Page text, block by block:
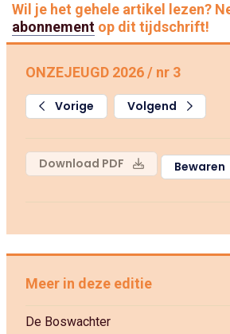
Wil je het gehele artikel lezen?
abonnement op dit tijdschrift!
ONZEJEUGD 2026 / nr 3
Vorige Volgend
Download PDF Bewaren
Meer in deze editie
De Boswachter